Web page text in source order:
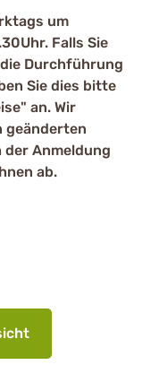
um
Falls Sie
Durchführung
Sie dies bitte
an. Wir
geänderten
Anmeldung
ab.